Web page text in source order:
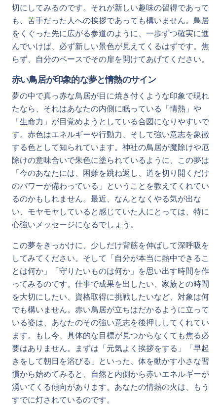
切にしてみるのです。それが新しい趣味の習得であって
も、苦手だった人への挨拶であっても構いません。鳥居
をくぐった先に広がる参道のように、一歩ずつ確実に進
んでいけば、必ず新しい景色が見えてくるはずです。焦
らず、自分のペースでその扉を開けてあげてください。
赤い鳥居が印象的な夢と情熱のサイン
夢の中で真っ赤な鳥居が目に焼き付くような印象で現れ
たなら、それはあなたの内側に眠っている「情熱」や
「生命力」が目覚めようとしている合図になりやすいで
す。赤色はエネルギーや行動力、そして強い意志を象徴
する色として知られています。神社の鳥居が魔除けや厄
除けの意味合いで朱色に塗られているように、この夢は
「今のあなたには、困難を跳ね返し、道を切り開くだけ
のパワーが備わっている」ということを教えてくれてい
るのかもしれません。最近、なんとなくやる気が出な
い、モヤモヤしていると感じていた人にとっては、特に
心強いメッセージになるでしょう。
この夢をきっかけに、少しだけ背筋を伸ばして深呼吸を
してみてください。そして「自分が本当に熱中できるこ
とは何か」「守りたいものは何か」を思い出す時間を作
ってみるのです。仕事で成果を出したい、家族との時間
を大切にしたい、資格取得に挑戦したいなど、対象は何
でも構いません。赤い鳥居が立ちはだかるように立って
いる姿は、あなたのその強い意志を後押ししてくれてい
ます。もし今、具体的な目標が見つからなくても焦る必
要はありません。まずは「元気よく挨拶をする」「早起
きをして朝日を浴びる」といった、体を動かす小さな習
慣から始めてみると、自然と内側から赤いエネルギーが
湧いてくる傾向があります。あなたの情熱の火は、もう
すでに灯されているのです。